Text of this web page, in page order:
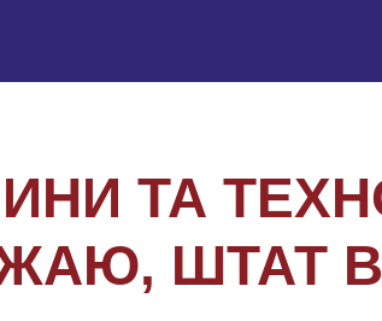
ТА
ШТАТ